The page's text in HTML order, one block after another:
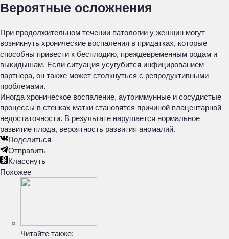
Вероятные осложнения
При продолжительном течении патологии у женщин могут
возникнуть хронические воспаления в придатках, которые
способны привести к бесплодию, преждевременным родам и
выкидышам. Если ситуация усугубится инфицированием
партнера, он также может столкнуться с репродуктивными
проблемами.
Иногда хроническое воспаление, аутоиммунные и сосудистые
процессы в стенках матки становятся причиной плацентарной
недостаточности. В результате нарушается нормальное
развитие плода, вероятность развития аномалий.
Поделиться
Отправить
Класснуть
Похожее
Читайте также: